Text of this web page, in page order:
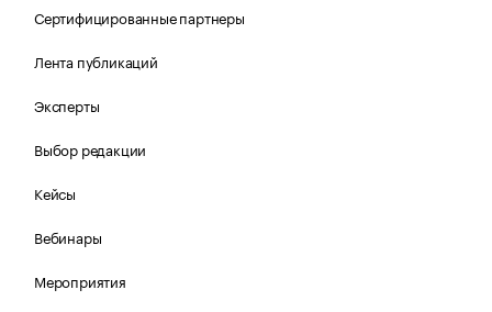
Сертифицированные партнеры
Лента публикаций
Эксперты
Выбор редакции
Кейсы
Вебинары
Мероприятия